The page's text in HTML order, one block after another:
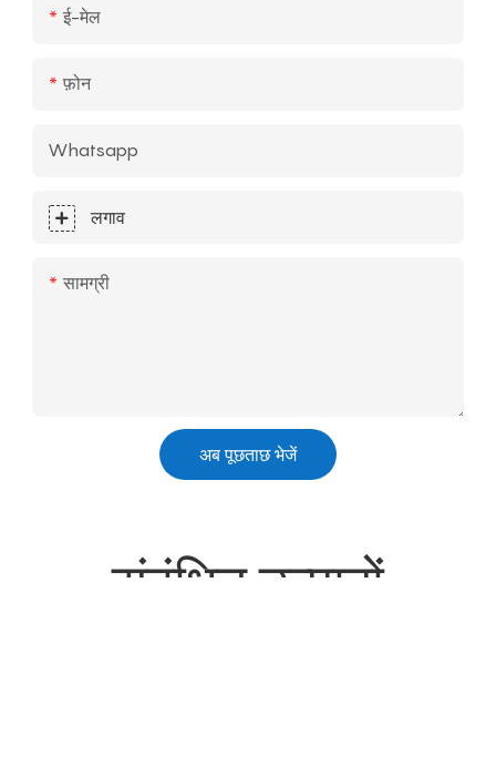
ई-मेल
फ़ोन
Whatsapp
लगाव
सामग्री
अब पूछताछ भेजें
संबंधित उत्पादों